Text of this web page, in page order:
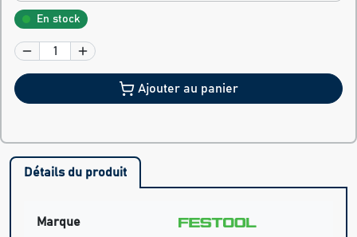
En stock
Ajouter au panier
Détails du produit
Marque